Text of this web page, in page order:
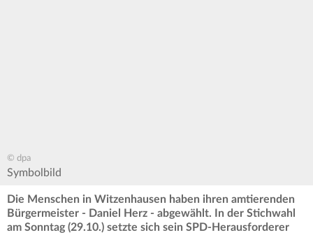
© dpa
Symbolbild
Die Menschen in Witzenhausen haben ihren amtierenden
Bürgermeister - Daniel Herz - abgewählt. In der Stichwahl
am Sonntag (29.10.) setzte sich sein SPD-Herausforderer